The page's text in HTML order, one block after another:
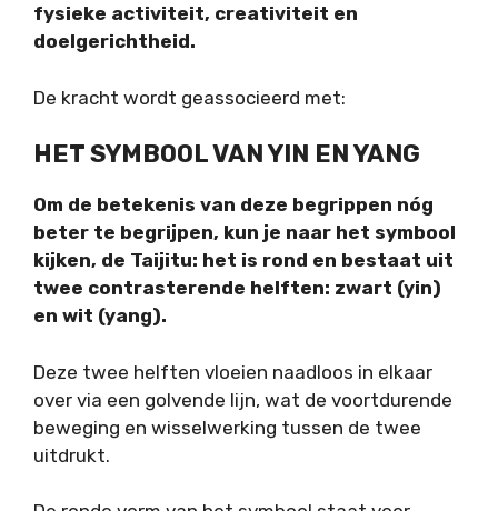
fysieke activiteit, creativiteit en
doelgerichtheid.
De kracht wordt geassocieerd met:
HET SYMBOOL VAN YIN EN YANG
Om de betekenis van deze begrippen nóg
beter te begrijpen, kun je naar het symbool
kijken, de Taijitu: het is rond en bestaat uit
twee contrasterende helften: zwart (yin)
en wit (yang).
Deze twee helften vloeien naadloos in elkaar
over via een golvende lijn, wat de voortdurende
beweging en wisselwerking tussen de twee
uitdrukt.